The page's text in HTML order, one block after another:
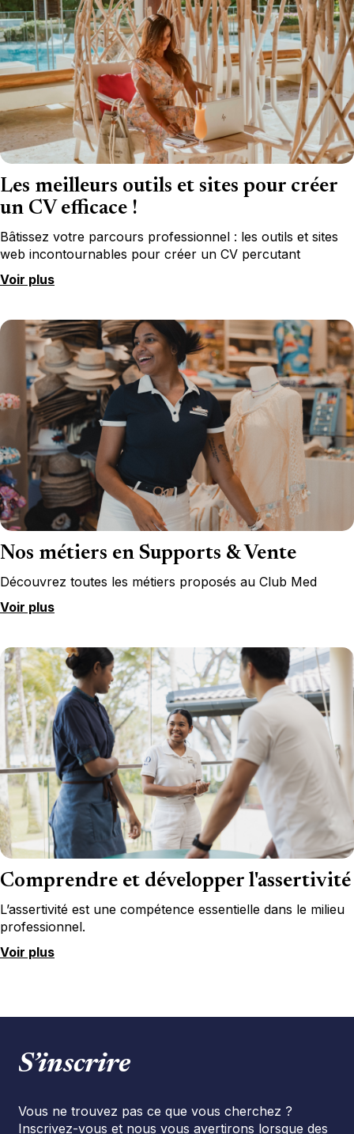
Les meilleurs outils et sites pour créer
un CV efficace !
Bâtissez votre parcours professionnel : les outils et sites
web incontournables pour créer un CV percutant
Voir plus
Nos métiers en Supports & Vente
Découvrez toutes les métiers proposés au Club Med
Voir plus
Comprendre et développer l'assertivité
L’assertivité est une compétence essentielle dans le milieu
professionnel.
Voir plus
S’inscrire
Vous ne trouvez pas ce que vous cherchez ?
Inscrivez-vous et nous vous avertirons lorsque des